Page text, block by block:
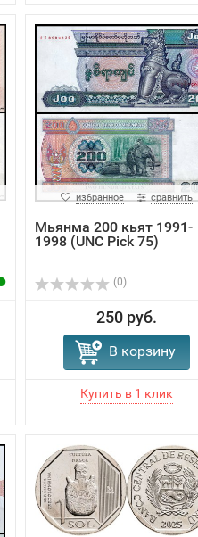
избранное сравнить
Мьянма 200 кьят 1991-
1998 (UNC Pick 75)
(0)
250 руб.
В корзину